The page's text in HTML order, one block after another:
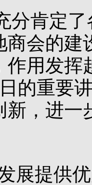
分肯定
商会的
作用发挥
日的重要
新，进
展提供